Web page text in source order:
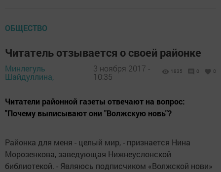
ОБЩЕСТВО
Читатель отзывается о своей районке
Минлегуль
Шайдуллина,
3 ноября 2017 -
10:35
1835 0 0
Читатели районной газеты отвечают на вопрос:
"Почему выписывают они "Волжскую новь"?
Районка для меня - целый мир, - признается Нина
Морозенкова, заведующая Нижнеуслонской
библиотекой. - Являюсь подписчиком «Волжской нови»